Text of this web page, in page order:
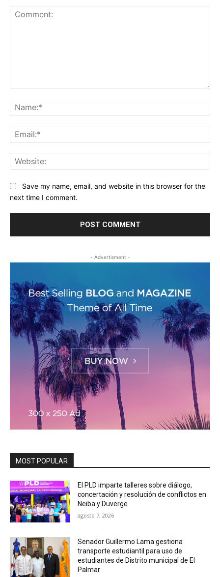
Save my name, email, and website in this browser for the
next time I comment.
- Advertisment -
MOST POPULAR
El PLD imparte talleres sobre diálogo,
concertación y resolución de conflictos en
Neiba y Duverge
agosto 7, 2026
Senador Guillermo Lama gestiona
transporte estudiantil para uso de
estudiantes de Distrito municipal de El
Palmar